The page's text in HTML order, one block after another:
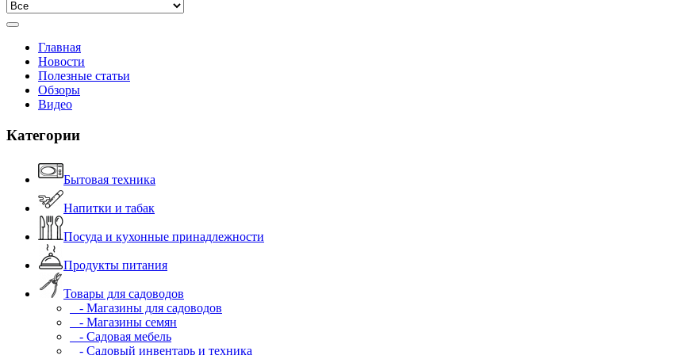
Главная
Новости
Полезные статьи
Обзоры
Видео
Категории
Бытовая техника
Напитки и табак
Посуда и кухонные принадлежности
Продукты питания
Товары для садоводов
- Магазины для садоводов
- Магазины семян
- Садовая мебель
- Садовый инвентарь и техника